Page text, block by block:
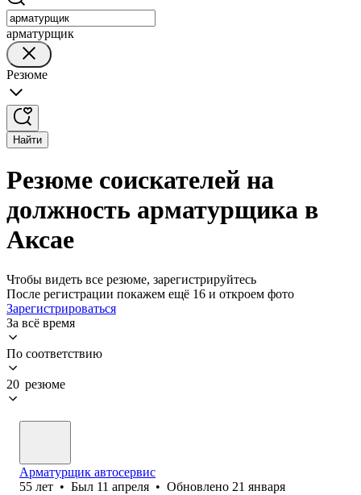
арматурщик
Резюме
Найти
Резюме соискателей на
должность арматурщика в
Аксае
Чтобы видеть все резюме, зарегистрируйтесь
После регистрации покажем ещё 16 и откроем фото
Зарегистрироваться
За всё время
По соответствию
20 резюме
Арматурщик автосервис
55 лет • Был 11 апреля • Обновлено 21 января